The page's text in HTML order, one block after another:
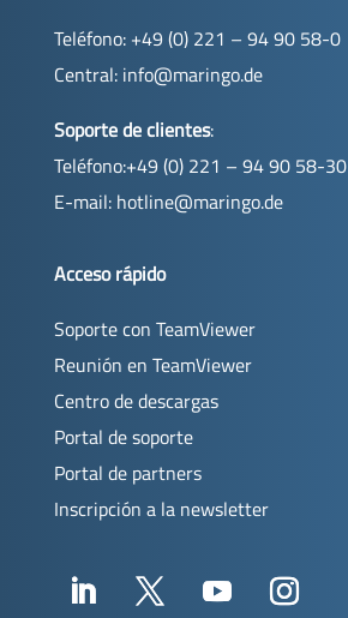
Teléfono: +49 (0) 221 – 94 90 58-0
Central: info@maringo.de
Soporte de clientes:
Teléfono:+49 (0) 221 – 94 90 58-30
E-mail: hotline@maringo.de
Acceso rápido
Soporte con TeamViewer
Reunión en TeamViewer
Centro de descargas
Portal de soporte
Portal de partners
Inscripción a la newsletter